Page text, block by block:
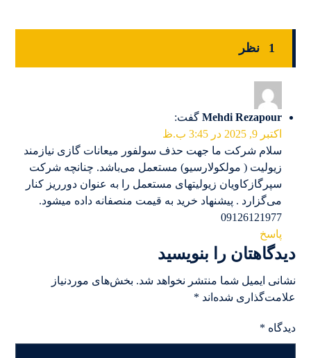
1 نظر
Mehdi Rezapour گفت:
اکتبر 9, 2025 در 3:45 ب.ظ
سلام شرکت ما جهت حذف سولفور میعانات گازی نیازمند
زیولیت ( مولکولارسیو) مستعمل می‌باشد. چنانچه شرکت
سپرگازکاویان زیولیتهای مستعمل را به عنوان دورریز کنار
می‌گزارد . پیشنهاد خرید به قیمت منصفانه داده میشود.
09126121977
پاسخ
دیدگاهتان را بنویسید
نشانی ایمیل شما منتشر نخواهد شد. بخش‌های موردنیاز
علامت‌گذاری شده‌اند *
دیدگاه *